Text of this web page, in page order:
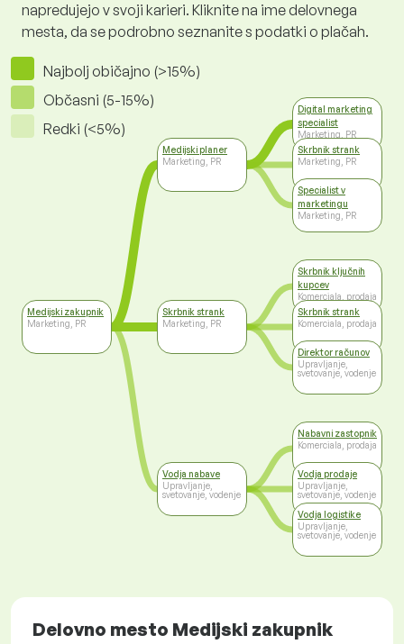
napredujejo v svoji karieri. Kliknite na ime delovnega
mesta, da se podrobno seznanite s podatki o plačah.
Najbolj običajno (>15%)
Občasni (5-15%)
Redki (<5%)
Medijski zakupnik
Marketing, PR
Medijski planer
Marketing, PR
Skrbnik strank
Marketing, PR
Vodja nabave
Upravljanje,
svetovanje, vodenje
Digital marketing
specialist
Marketing, PR
Skrbnik strank
Marketing, PR
Specialist v
marketingu
Marketing, PR
Skrbnik ključnih
kupcev
Komerciala, prodaja
Skrbnik strank
Komerciala, prodaja
Direktor računov
Upravljanje,
svetovanje, vodenje
Nabavni zastopnik
Komerciala, prodaja
Vodja prodaje
Upravljanje,
svetovanje, vodenje
Vodja logistike
Upravljanje,
svetovanje, vodenje
Delovno mesto Medijski zakupnik